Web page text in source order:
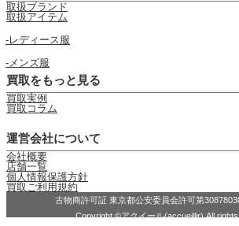
取扱ブランド
取扱アイテム
レディース服
メンズ服
買取をもっと見る
買取実例
買取コラム
運営会社について
会社概要
店舗一覧
個人情報保護方針
買取ご利用規約
古物商許可証 東京都公安委員会許可第
Copyright ©アクイール(accueillir) All